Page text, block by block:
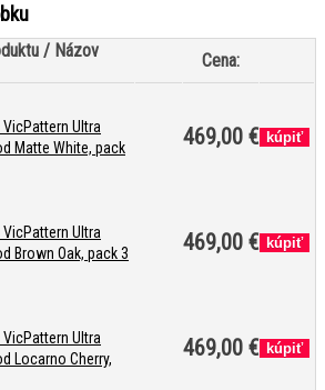
/ Názov
Cena:
Ultra
Matte White, pack
469,00 €
Ultra
Brown Oak, pack 3
469,00 €
Ultra
Locarno Cherry,
469,00 €